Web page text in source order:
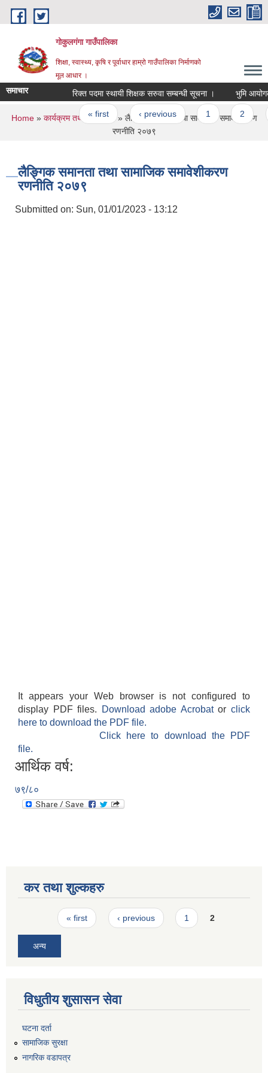
Skip to main content
गोकुलगंगा गाउँपालिका
शिक्षा, स्वास्थ्य, कृषि र पूर्वाधार हाम्रो गाउँपालिका निर्माणको
मूल आधार ।
समाचार रिक्त पदमा स्थायी शिक्षक सरुवा सम्बन्धी सूचना । भुमि
Pages
« first ‹ previous
You are here
Home» कार्यक्रम तथा परियोजना» लैङ्गिक समानता तथा सामाजिक समावेशीकरण
रणनीति २०७९
लैङ्गिक समानता तथा सामाजिक समावेशीकरण
रणनीति २०७९
Submitted on: Sun, 01/01/2023 - 13:12
It appears your Web browser is not configured to
display PDF files.
Download adobe Acrobatorclick
here to download the PDF file.
Click here to download the PDF
file.
आर्थिक वर्ष:
७९/८०
कर तथा शुल्कहरु
Pages« first ‹ previous 1 2
अन्य
विधुतीय शुसासन सेवा
घटना दर्ता
सामाजिक सुरक्षा
नागरिक वडापत्र